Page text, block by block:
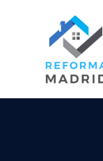
contenido